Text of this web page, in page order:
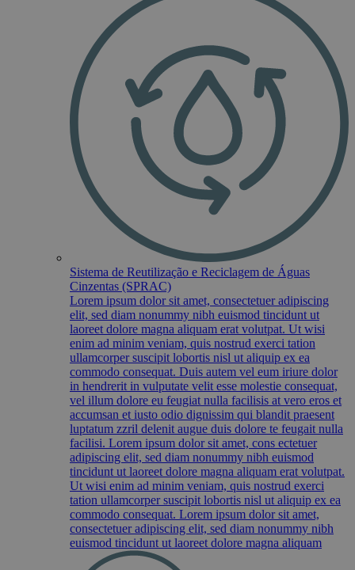
Sistema de Reutilização e Reciclagem de Águas
Cinzentas (SPRAC)
Lorem ipsum dolor sit amet, consectetuer adipiscing
elit, sed diam nonummy nibh euismod tincidunt ut
laoreet dolore magna aliquam erat volutpat. Ut wisi
enim ad minim veniam, quis nostrud exerci tation
ullamcorper suscipit lobortis nisl ut aliquip ex ea
commodo consequat. Duis autem vel eum iriure dolor
in hendrerit in vulputate velit esse molestie consequat,
vel illum dolore eu feugiat nulla facilisis at vero eros et
accumsan et iusto odio dignissim qui blandit praesent
luptatum zzril delenit augue duis dolore te feugait nulla
facilisi. Lorem ipsum dolor sit amet, cons ectetuer
adipiscing elit, sed diam nonummy nibh euismod
tincidunt ut laoreet dolore magna aliquam erat volutpat.
Ut wisi enim ad minim veniam, quis nostrud exerci
tation ullamcorper suscipit lobortis nisl ut aliquip ex ea
commodo consequat. Lorem ipsum dolor sit amet,
consectetuer adipiscing elit, sed diam nonummy nibh
euismod tincidunt ut laoreet dolore magna aliquam